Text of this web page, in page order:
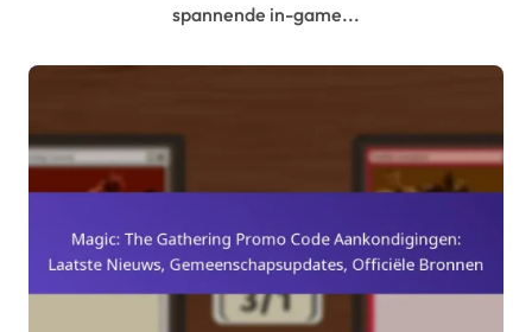
spannende in-game...